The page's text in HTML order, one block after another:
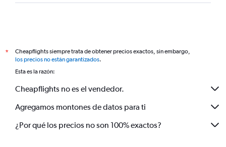
*
Cheapflights siempre trata de obtener precios exactos, sin embargo,
los precios no están garantizados.
Esta es la razón:
Cheapflights no es el vendedor.
Agregamos montones de datos para ti
¿Por qué los precios no son 100% exactos?